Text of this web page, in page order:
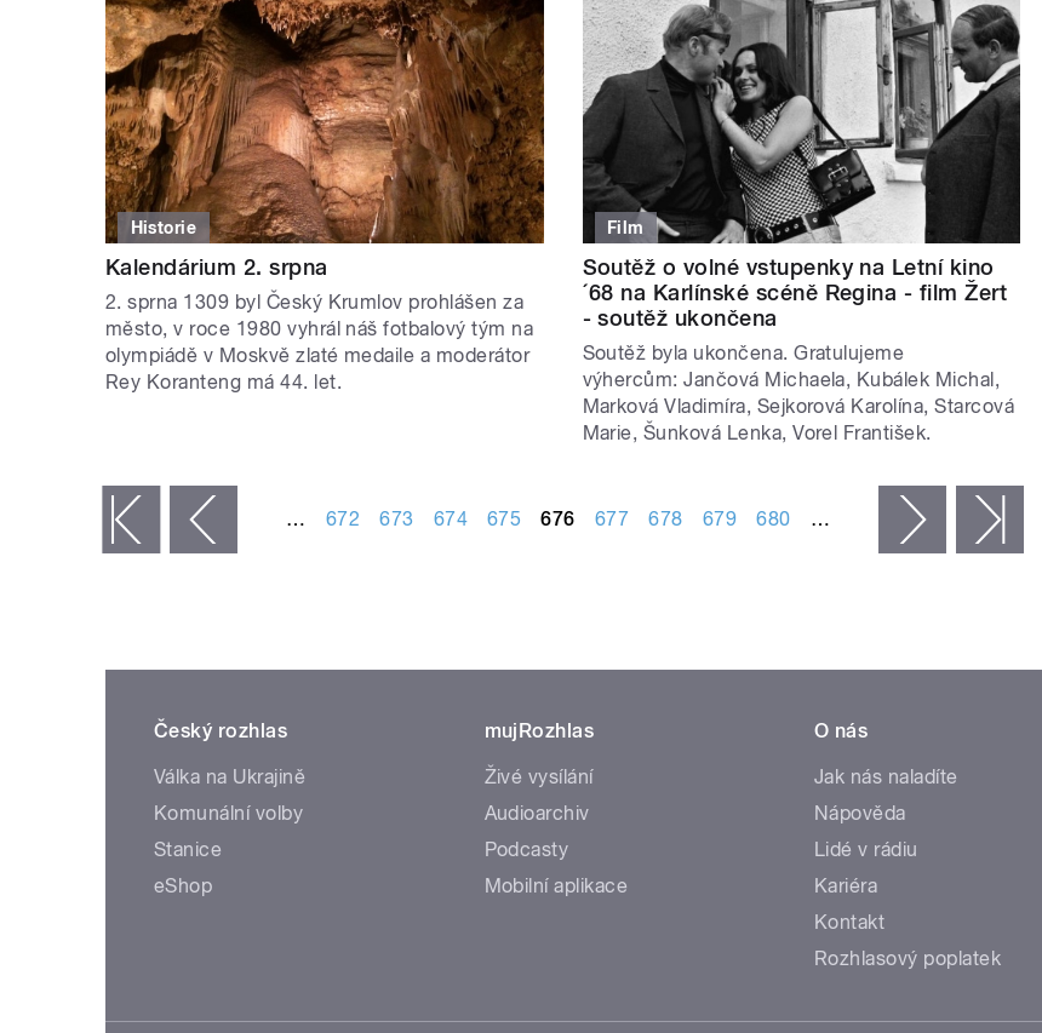
Historie
Kalendárium 2. srpna
2. sprna 1309 byl Český Krumlov prohlášen za
město, v roce 1980 vyhrál náš fotbalový tým na
olympiádě v Moskvě zlaté medaile a moderátor
Rey Koranteng má 44. let.
Film
Soutěž o volné vstupenky na Letní kino
´68 na Karlínské scéně Regina - film Žert
- soutěž ukončena
Soutěž byla ukončena. Gratulujeme
výhercům: Jančová Michaela, Kubálek Michal,
Marková Vladimíra, Sejkorová Karolína, Starcová
Marie, Šunková Lenka, Vorel František.
‹ předchozí … 672 673 674 675 676 677 678 679 680 … následující ›
Český rozhlas
Válka na Ukrajině
Komunální volby
Stanice
eShop
mujRozhlas
Živé vysílání
Audioarchiv
Podcasty
Mobilní aplikace
O nás
Jak nás naladíte
Nápověda
Lidé v rádiu
Kariéra
Kontakt
Rozhlasový poplatek